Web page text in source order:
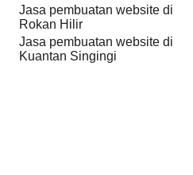
Jasa pembuatan website di
Rokan Hilir
Jasa pembuatan website di
Kuantan Singingi